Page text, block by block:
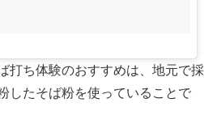
打ち体験のおすすめは、地元で採
したそば粉を使っていることで